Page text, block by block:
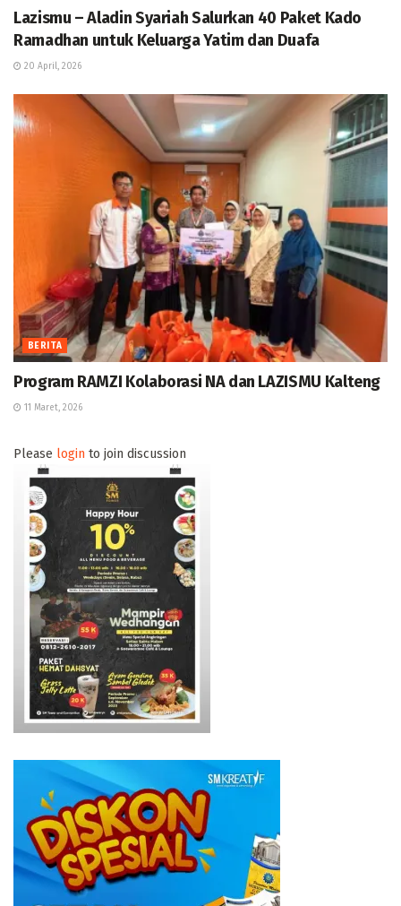
Lazismu – Aladin Syariah Salurkan 40 Paket Kado
Ramadhan untuk Keluarga Yatim dan Duafa
20 April, 2026
BERITA
Program RAMZI Kolaborasi NA dan LAZISMU Kalteng
11 Maret, 2026
Please login to join discussion